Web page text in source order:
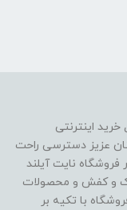
اینترنتی
عزیز دسترسی راحت
فروشگاه نایت آیلند
و کفش و محصولات
با تکیه بر